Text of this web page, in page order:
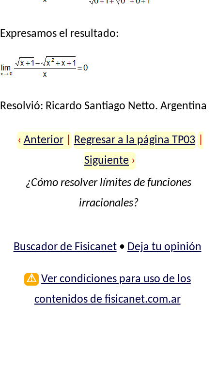
Expresamos el resultado:
Resolvió: Ricardo Santiago Netto. Argentina
‹ Anterior Regresar a la página TP03
Siguiente ›
¿Cómo resolver límites de funciones
irracionales?
Buscador de Fisicanet• Deja tu opinión
⚠ Ver condiciones para uso de los
contenidos de fisicanet.com.ar